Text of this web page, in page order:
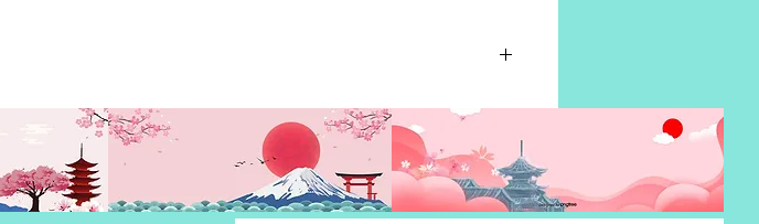
alejar la atención de ella. Pero, ¡ignoran la trágica espiral de